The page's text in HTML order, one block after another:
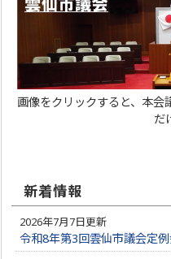
画像をクリックすると、本会
だ
新着情報
2026年7月7日更新
令和8年第3回雲仙市議会定例